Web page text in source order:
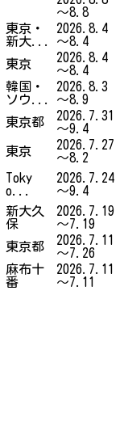
～8.8
東京・
新大...
2026.8.4
～8.4
東京
2026.8.4
～8.4
韓国・
ソウ...
2026.8.3
～8.9
東京都
2026.7.31
～9.4
東京
2026.7.27
～8.2
Toky
o...
2026.7.24
～9.4
新大久
保
2026.7.19
～7.19
東京都
2026.7.11
～7.26
麻布十
番
2026.7.11
～7.11